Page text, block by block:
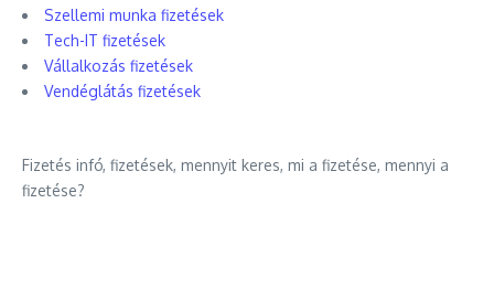
Szellemi munka fizetések
Tech-IT fizetések
Vállalkozás fizetések
Vendéglátás fizetések
Fizetés infó, fizetések, mennyit keres, mi a fizetése, mennyi a
fizetése?